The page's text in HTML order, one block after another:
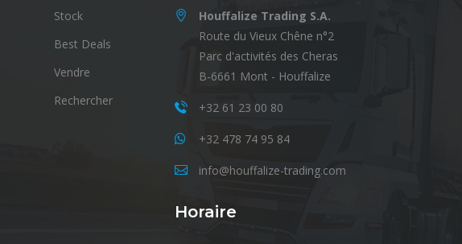
Stock
Best Deals
Vendre
Rechercher
Houffalize Trading S.A.
Route du Vieux Chêne n°2
Parc d'activités des Cheras
B-6661 Mont - Houffalize
+32 61 23 00 80
+32 478 74 95 84
info@houffalize-trading.com
Horaire